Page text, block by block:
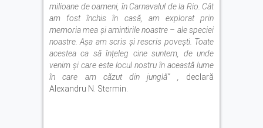
milioane de oameni, în Carnavalul de la Rio. Cât
am fost închis în casă, am explorat prin
memoria mea și amintirile noastre – ale speciei
noastre. Așa am scris și rescris povești. Toate
acestea ca să înțeleg cine suntem, de unde
venim și care este locul nostru în această lume
în care am căzut din junglă” ,
declară
Alexandru N. Stermin.